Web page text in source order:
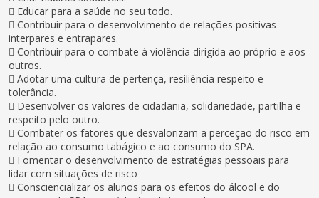
 Educar para a saúde no seu todo.
 Contribuir para o desenvolvimento de relações positivas
interpares e entrapares.
 Contribuir para o combate à violência dirigida ao próprio e aos
outros.
 Adotar uma cultura de pertença, resiliência respeito e
tolerância.
 Desenvolver os valores de cidadania, solidariedade, partilha e
respeito pelo outro.
 Combater os fatores que desvalorizam a perceção do risco em
relação ao consumo tabágico e ao consumo do SPA.
 Fomentar o desenvolvimento de estratégias pessoais para
lidar com situações de risco
 Consciencializar os alunos para os efeitos do álcool e do